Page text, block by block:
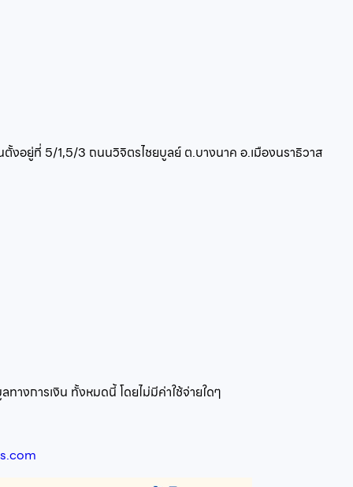
ตั้งอยู่ที่ 5/1,5/3 ถนนวิจิตรไชยบูลย์ ต.บางนาค อ.เมืองนราธิวาส
งการเงิน ทั้งหมดนี้ โดยไม่มีค่าใช้จ่ายใดๆ